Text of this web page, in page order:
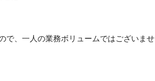
で、一人の業務ボリュームではございませ